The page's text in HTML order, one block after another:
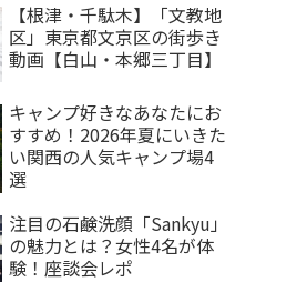
【根津・千駄木】「文教地
区」東京都文京区の街歩き
動画【白山・本郷三丁目】
キャンプ好きなあなたにお
すすめ！2026年夏にいきた
い関西の人気キャンプ場4
選
注目の石鹸洗顔「Sankyu」
の魅力とは？女性4名が体
験！座談会レポ